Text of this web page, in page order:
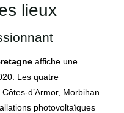
lieux
affiche une
Les quatre
d’Armor, Morbihan
photovoltaïques